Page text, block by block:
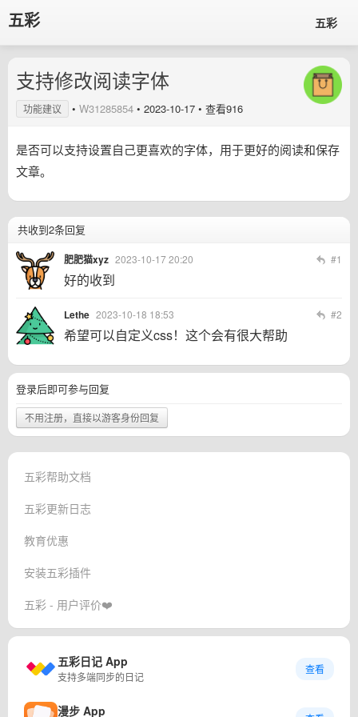
五彩 五彩
支持修改阅读字体
功能建议 • W31285854 • 2023-10-17 • 查看916
是否可以支持设置自己更喜欢的字体，用于更好的阅读和保存
文章。
共收到2条回复
肥肥猫xyz 2023-10-17 20:20 #1
好的收到
Lethe 2023-10-18 18:53 #2
希望可以自定义css！这个会有很大帮助
登录后即可参与回复
不用注册，直接以游客身份回复
五彩帮助文档
五彩更新日志
教育优惠
安装五彩插件
五彩 - 用户评价❤️
五彩日记 App
支持多端同步的日记
查看
漫步 App